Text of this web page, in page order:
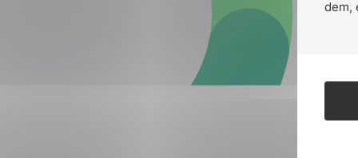
dem,
Forsvar og beredskap
Industri og automatisering
Lavspenning
Maritime elinstallasjoner